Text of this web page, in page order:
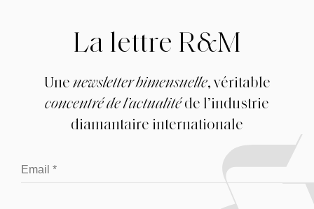
La lettre R&M
Unenewsletter bimensuelle, véritable
concentré de l’actualitéde l’industrie
diamantaire internationale